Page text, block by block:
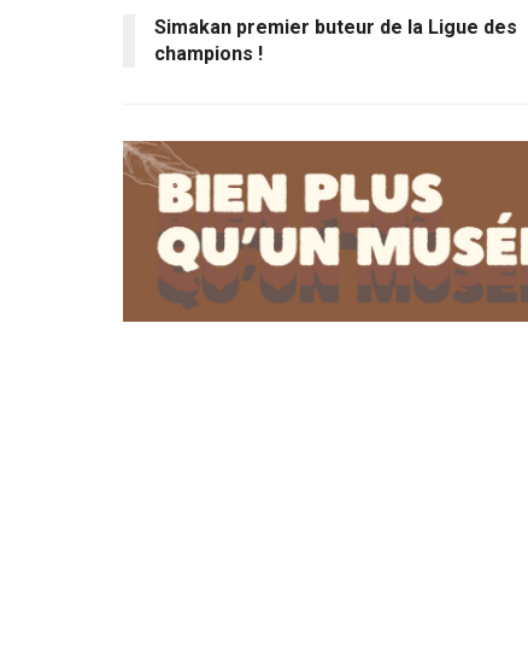
Simakan premier buteur de la Ligue des
champions !